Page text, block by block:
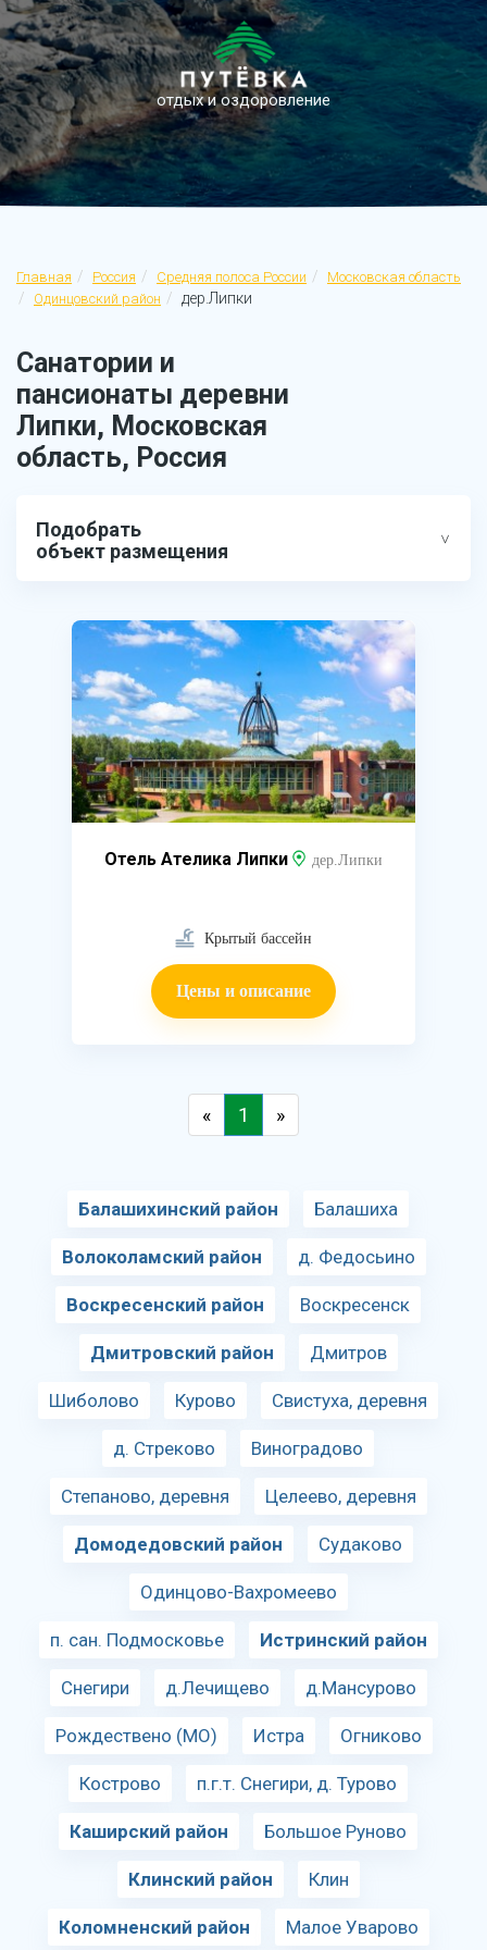
отдых и оздоровление
Главная Россия Средняя полоса России
Московская область
Одинцовский район
дер.Липки
Санатории и
пансионаты деревни
Липки, Московская
область, Россия
Подобрать
объект размещения
Отель Ателика Липки дер.Липки
Крытый бассейн
Цены и описание
« 1 »
Балашихинский район Балашиха
Волоколамский район д. Федосьино
Воскресенский район Воскресенск
Дмитровский район Дмитров
Шиболово Курово Свистуха, деревня
д. Стреково Виноградово
Степаново, деревня Целеево, деревня
Домодедовский район Судаково
Одинцово-Вахромеево
п. сан. Подмосковье Истринский район
Снегири д.Лечищево д.Мансурово
Рождествено (МО) Истра Огниково
Кострово п.г.т. Снегири, д. Турово
Каширский район Большое Руново
Клинский район Клин
Коломненский район Малое Уварово